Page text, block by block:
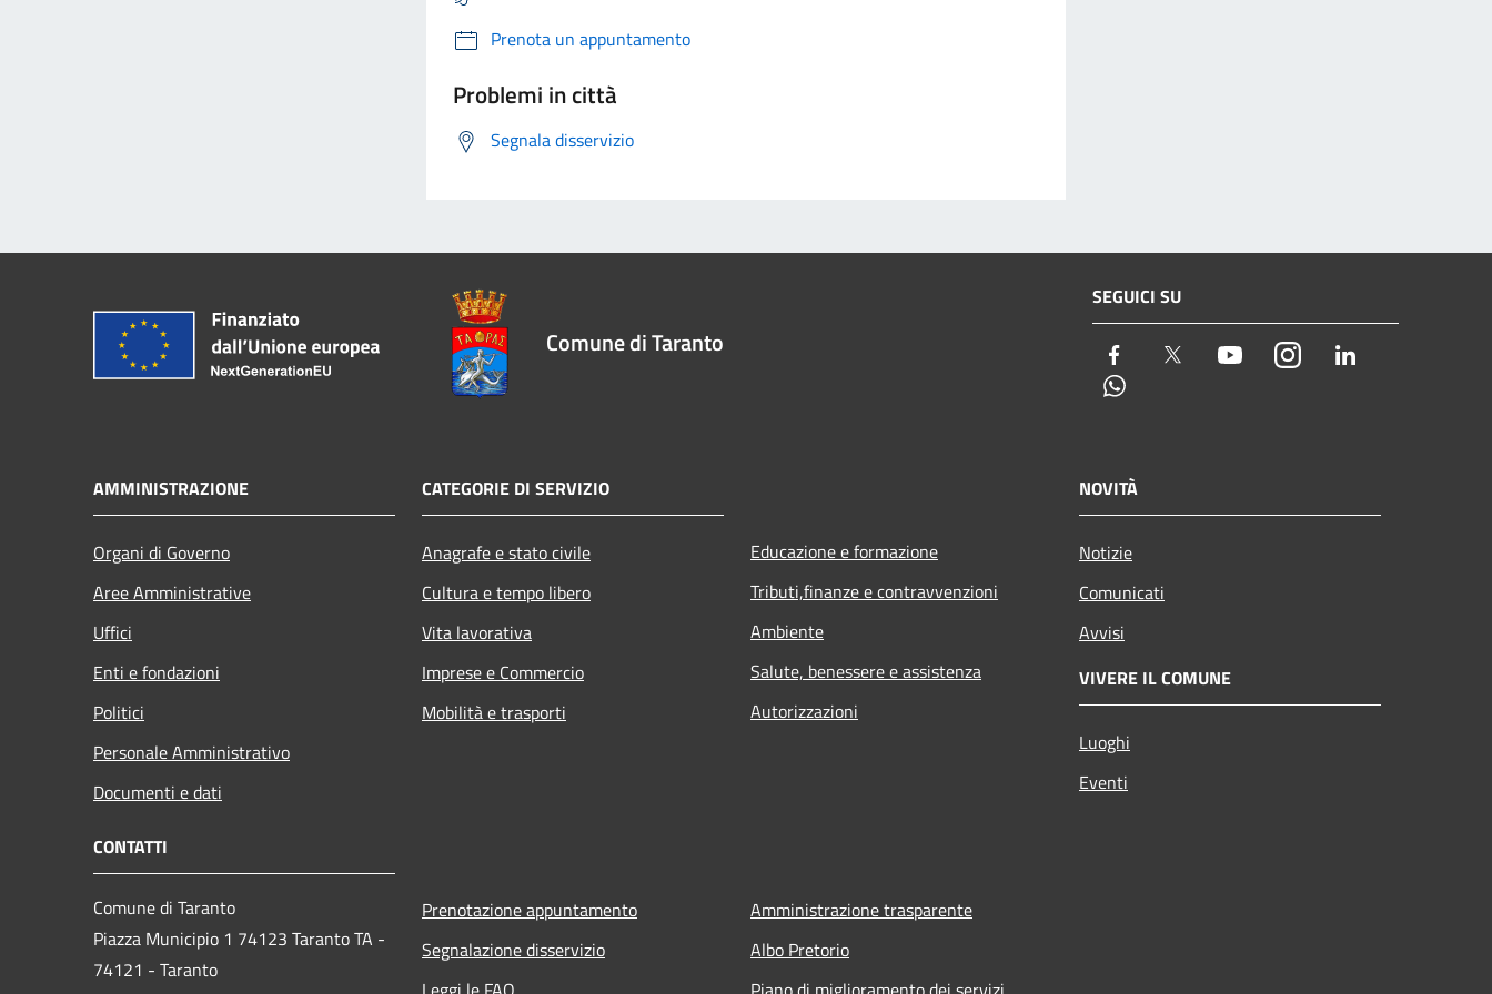
Prenota un appuntamento
Problemi in città
Segnala disservizio
Comune di Taranto
SEGUICI SU
Facebook Twitter YoutubeInstagram
AMMINISTRAZIONE
Organi di Governo
Aree Amministrative
Uffici
Enti e fondazioni
Politici
Personale Amministrativo
Documenti e dati
CATEGORIE DI SERVIZIO
Anagrafe e stato civile
Cultura e tempo libero
Vita lavorativa
Imprese e Commercio
Mobilità e trasporti
Educazione e formazione
Tributi,finanze e contravvenzioni
Ambiente
Salute, benessere e assistenza
Autorizzazioni
NOVITÀ
Notizie
Comunicati
Avvisi
VIVERE IL COMUNE
Luoghi
Eventi
CONTATTI
Comune di Taranto
Piazza Municipio 1 74123 Taranto TA -
74121 - Taranto
Prenotazione appuntamento
Segnalazione disservizio
Amministrazione trasparente
Albo Pretorio